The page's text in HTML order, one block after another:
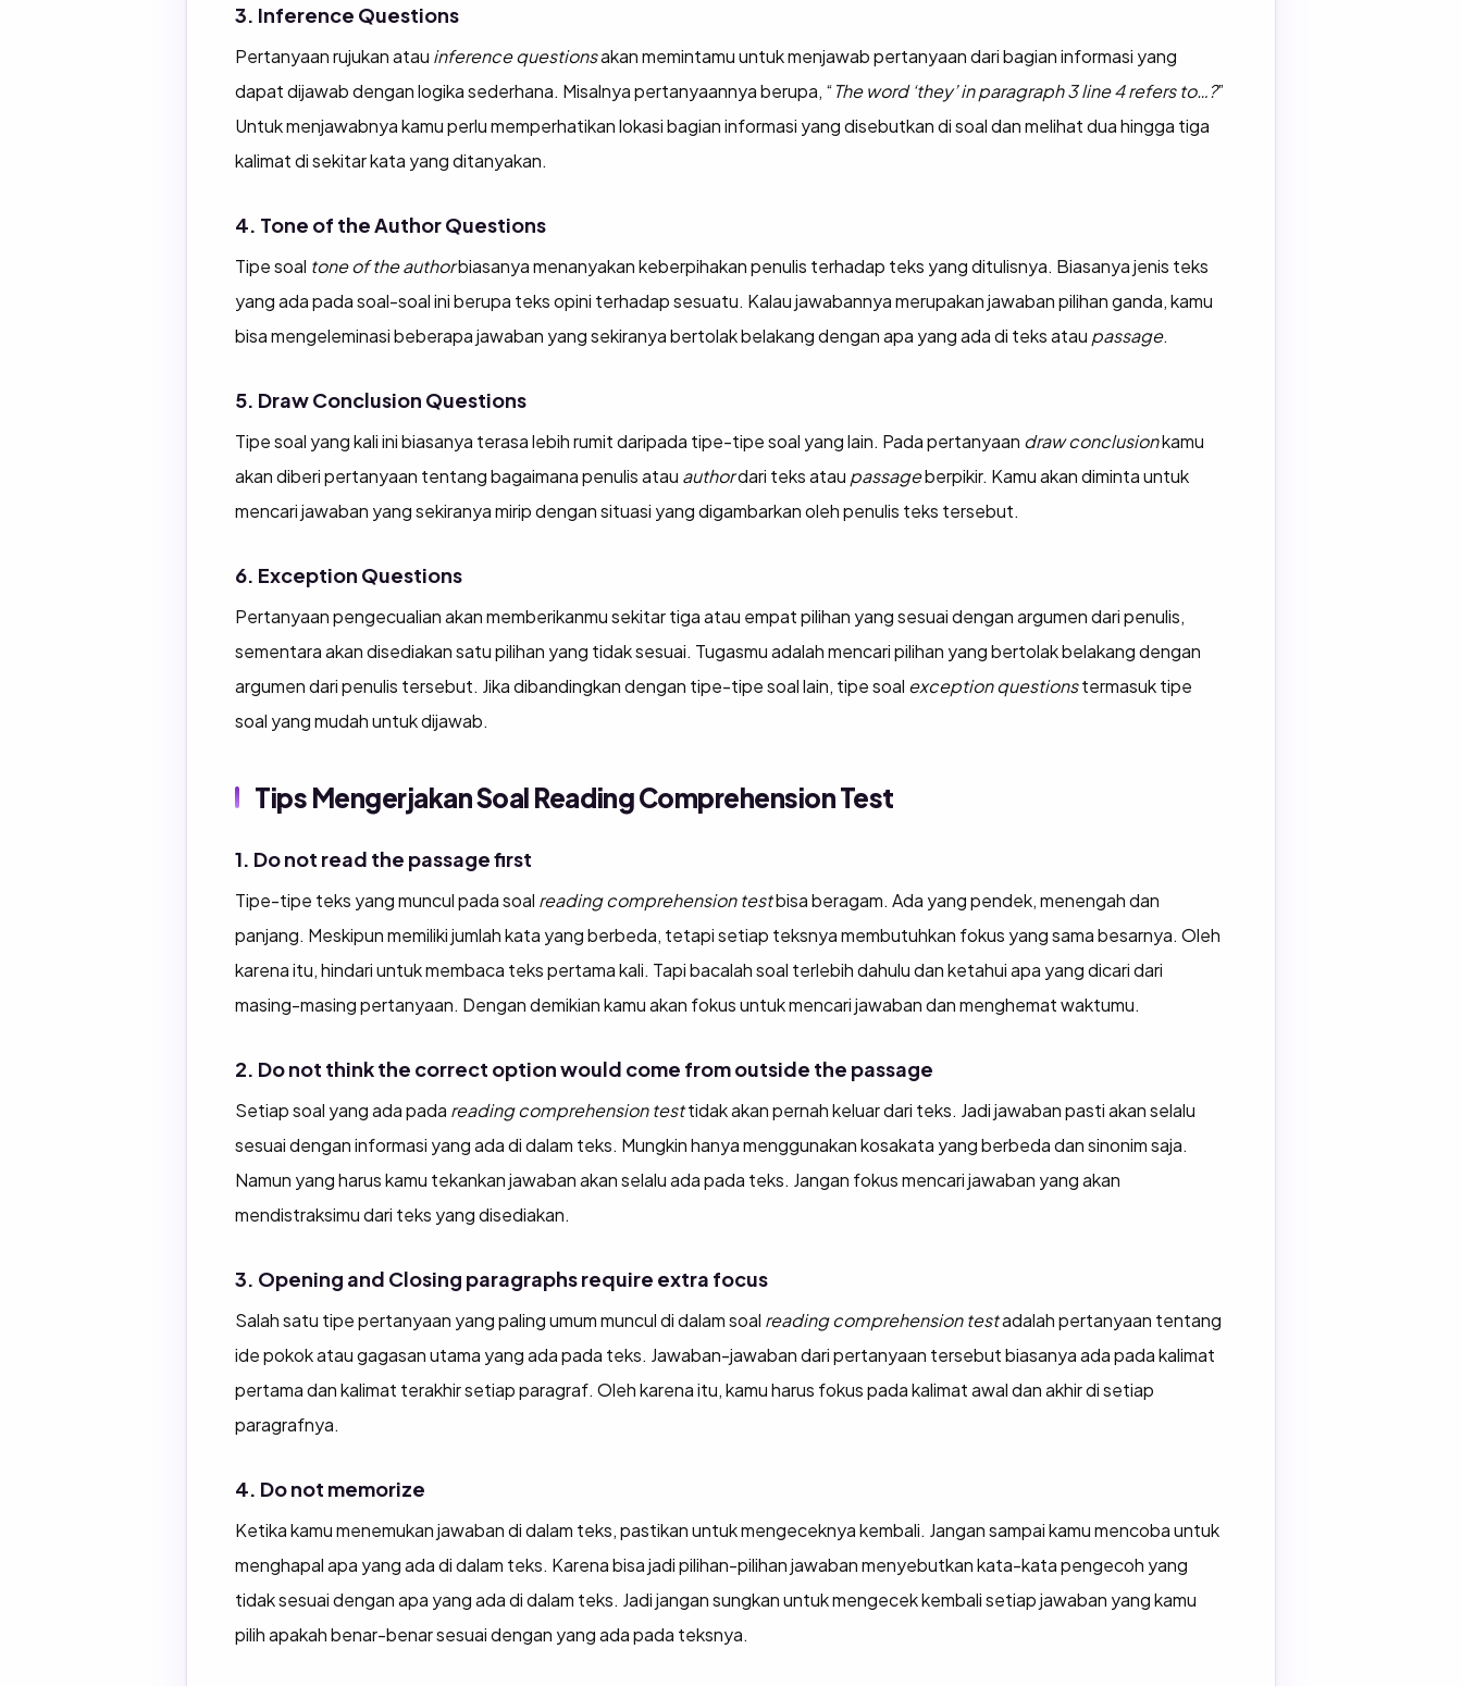
3. Inference Questions
Pertanyaan rujukan atau inference questionsakan memintamu untuk menjawab pertanyaan dari bagian informasi yang
dapat dijawab dengan logika sederhana. Misalnya pertanyaannya berupa, “The word ‘they’ in paragraph 3 line 4 refers to…?”
Untuk menjawabnya kamu perlu memperhatikan lokasi bagian informasi yang disebutkan di soal dan melihat dua hingga tiga
kalimat di sekitar kata yang ditanyakan.
4. Tone of the Author Questions
Tipe soal tone of the authorbiasanya menanyakan keberpihakan penulis terhadap teks yang ditulisnya. Biasanya jenis teks
yang ada pada soal-soal ini berupa teks opini terhadap sesuatu. Kalau jawabannya merupakan jawaban pilihan ganda, kamu
bisa mengeleminasi beberapa jawaban yang sekiranya bertolak belakang dengan apa yang ada di teks atau passage.
5. Draw Conclusion Questions
Tipe soal yang kali ini biasanya terasa lebih rumit daripada tipe-tipe soal yang lain. Pada pertanyaan draw conclusionkamu
akan diberi pertanyaan tentang bagaimana penulis atau authordari teks atau passageberpikir. Kamu akan diminta untuk
mencari jawaban yang sekiranya mirip dengan situasi yang digambarkan oleh penulis teks tersebut.
6. Exception Questions
Pertanyaan pengecualian akan memberikanmu sekitar tiga atau empat pilihan yang sesuai dengan argumen dari penulis,
sementara akan disediakan satu pilihan yang tidak sesuai. Tugasmu adalah mencari pilihan yang bertolak belakang dengan
argumen dari penulis tersebut. Jika dibandingkan dengan tipe-tipe soal lain, tipe soal exception questionstermasuk tipe
soal yang mudah untuk dijawab.
Tips Mengerjakan Soal Reading Comprehension Test
1. Do not read the passage first
Tipe-tipe teks yang muncul pada soal reading comprehension testbisa beragam. Ada yang pendek, menengah dan
panjang. Meskipun memiliki jumlah kata yang berbeda, tetapi setiap teksnya membutuhkan fokus yang sama besarnya. Oleh
karena itu, hindari untuk membaca teks pertama kali. Tapi bacalah soal terlebih dahulu dan ketahui apa yang dicari dari
masing-masing pertanyaan. Dengan demikian kamu akan fokus untuk mencari jawaban dan menghemat waktumu.
2. Do not think the correct option would come from outside the passage
Setiap soal yang ada pada reading comprehension testtidak akan pernah keluar dari teks. Jadi jawaban pasti akan selalu
sesuai dengan informasi yang ada di dalam teks. Mungkin hanya menggunakan kosakata yang berbeda dan sinonim saja.
Namun yang harus kamu tekankan jawaban akan selalu ada pada teks. Jangan fokus mencari jawaban yang akan
mendistraksimu dari teks yang disediakan.
3. Opening and Closing paragraphs require extra focus
Salah satu tipe pertanyaan yang paling umum muncul di dalam soal reading comprehension testadalah pertanyaan tentang
ide pokok atau gagasan utama yang ada pada teks. Jawaban-jawaban dari pertanyaan tersebut biasanya ada pada kalimat
pertama dan kalimat terakhir setiap paragraf. Oleh karena itu, kamu harus fokus pada kalimat awal dan akhir di setiap
paragrafnya.
4. Do not memorize
Ketika kamu menemukan jawaban di dalam teks, pastikan untuk mengeceknya kembali. Jangan sampai kamu mencoba untuk
menghapal apa yang ada di dalam teks. Karena bisa jadi pilihan-pilihan jawaban menyebutkan kata-kata pengecoh yang
tidak sesuai dengan apa yang ada di dalam teks. Jadi jangan sungkan untuk mengecek kembali setiap jawaban yang kamu
pilih apakah benar-benar sesuai dengan yang ada pada teksnya.